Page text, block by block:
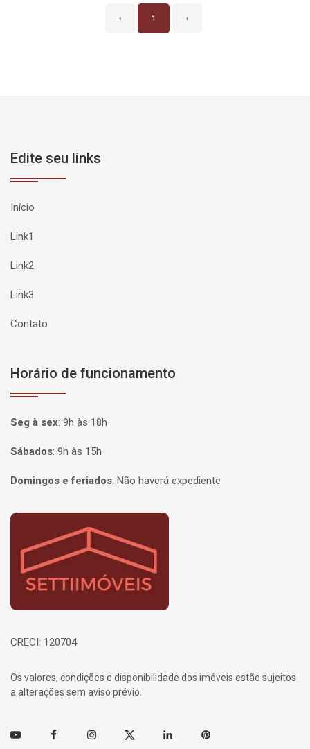
‹ 1 ›
Edite seu links
Início
Link1
Link2
Link3
Contato
Horário de funcionamento
Seg à sex: 9h às 18h
Sábados: 9h às 15h
Domingos e feriados: Não haverá expediente
Página inicial
CRECI: 120704
Os valores, condições e disponibilidade dos imóveis estão sujeitos
a alterações sem aviso prévio.
Youtube FacebookInstagramTwitter Linkedin Pinterest